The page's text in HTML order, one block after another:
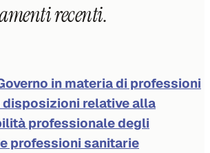
recenti.
in materia di professioni
disposizioni relative alla
professionale degli
professioni sanitarie